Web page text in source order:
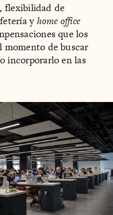
flexibilidad de
yhome office
que los
momento de buscar
incorporarlo en las